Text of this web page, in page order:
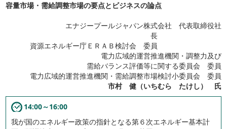
容量市場・需給調整市場の要点とビジネスの論点
エナジープールジャパン株式会社 代表取締役社
長
資源エネルギー庁ＥＲＡＢ検討会 委員
電力広域的運営推進機関・調整力及び
需給バランス評価等に関する委員会 委員
電力広域的運営推進機関・需給調整市場検討小委員会 委員
市村 健（いちむら たけし） 氏
14:00～16:00
我が国のエネルギー政策の指針となる第６次エネルギー基本計